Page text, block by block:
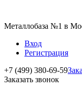
Металлобаза №1 в
Вход
Регистрация
+7 (499) 380-69-59
Заказать звонок